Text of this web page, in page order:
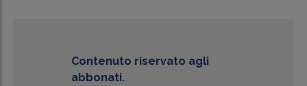
Contenuto riservato agli
abbonati.